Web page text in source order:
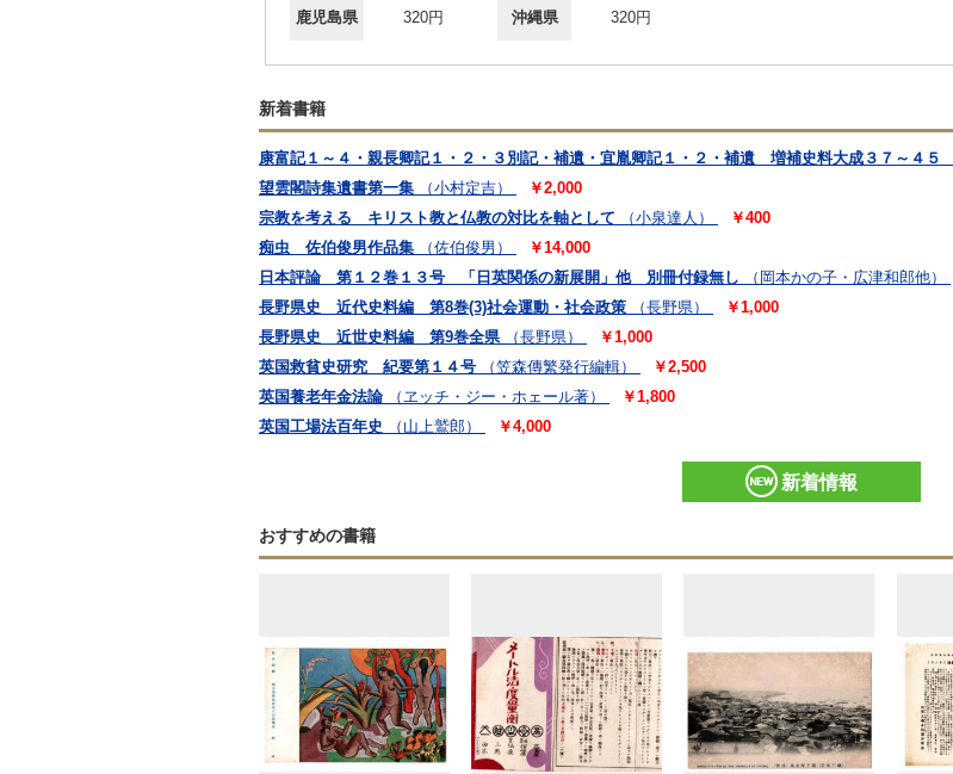
鹿児島県 320円 沖縄県 320円
新着書籍
康富記１～４・親長卿記１・２・３別記・補遺・宜胤卿記１・２・補遺 増補史料大成３７～４５
望雲閣詩集遺書第一集
（小村定吉）
￥2,000
宗教を考える キリスト教と仏教の対比を軸として
（小泉達人）
￥400
痴虫 佐伯俊男作品集
（佐伯俊男）
￥14,000
日本評論 第１２巻１３号 「日英関係の新展開」他 別冊付録無し
（岡本かの子・広津和郎他）
長野県史 近代史料編 第8巻(3)社会運動・社会政策
（長野県）
￥1,000
長野県史 近世史料編 第9巻全県
（長野県）
￥1,000
英国救貧史研究 紀要第１４号
（笠森傳繁発行編輯）
￥2,500
英国養老年金法論
（ヱッチ・ジー・ホェール著）
￥1,800
英国工場法百年史
（山上鷲郎） ￥4,000
新着情報
おすすめの書籍